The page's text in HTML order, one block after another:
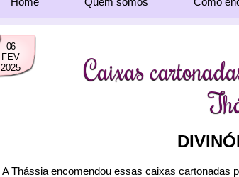
06
FEV
2025
Caixas
A Thássia encomendou essas caixas cartonadas